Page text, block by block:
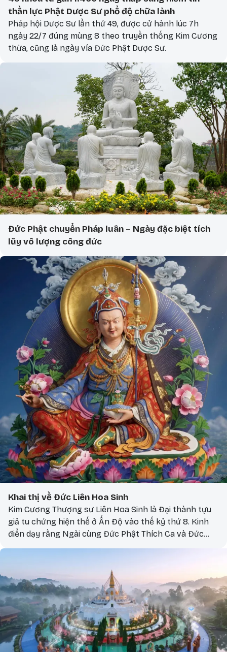
thần lực Phật Dược Sư phổ độ chữa lành
Pháp hội Dược Sư lần thứ 49, được cử hành lúc 7h
ngày 22/7 đúng mùng 8 theo truyền thống Kim Cương
thừa, cũng là ngày vía Đức Phật Dược Sư.
Đức Phật chuyển Pháp luân – Ngày đặc biệt tích
lũy vô lượng công đức
Khai thị về Đức Liên Hoa Sinh
Kim Cương Thượng sư Liên Hoa Sinh là Đại thành tựu
giả tu chứng hiện thế ở Ấn Độ vào thế kỷ thứ 8. Kinh
điển dạy rằng Ngài cùng Đức Phật Thích Ca và Đức
nghìn năm, Ngài sẽ hoá thân trở lại trong hình tướng
của Thượng sư Liên Hoa Sinh.